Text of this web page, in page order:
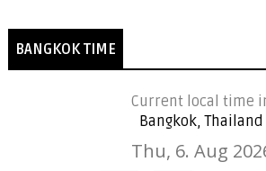
BANGKOK TIME
Current local time
Bangkok, Thailand